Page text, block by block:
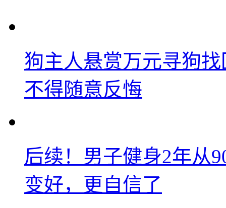
狗主人悬赏万元寻狗
不得随意反悔
后续！男子健身2年从
变好，更自信了